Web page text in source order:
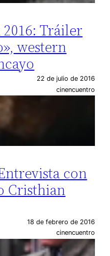
Tráiler
western
22 de julio de 2016
cinencuentro
con
Cristhian
18 de febrero de 2016
cinencuentro